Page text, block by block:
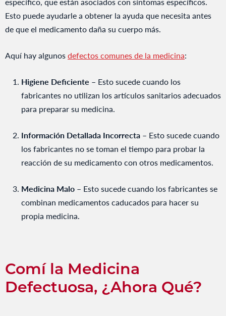
Esto puede ayudarle a obtener la ayuda que necesita antes
de que el medicamento daña su cuerpo más.
Aquí hay algunosdefectos comunes de la medicina:
Higiene Deficiente – Esto sucede cuando los
fabricantes no utilizan los artículos sanitarios adecuados
para preparar su medicina.
Información Detallada Incorrecta – Esto sucede cuando
los fabricantes no se toman el tiempo para probar la
reacción de su medicamento con otros medicamentos.
Medicina Malo – Esto sucede cuando los fabricantes se
combinan medicamentos caducados para hacer su
propia medicina.
Comí la Medicina
Defectuosa, ¿Ahora Qué?